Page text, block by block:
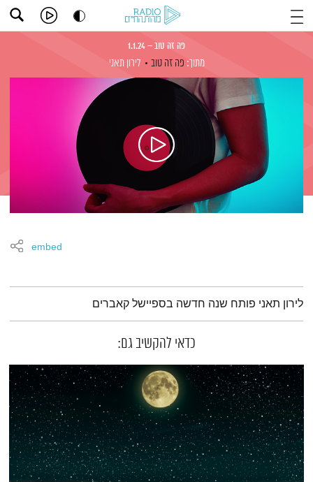
פה זה טוב – 1.1.24
מתוך: פה זה טוב לירון תאני
embed
תמצית הפודקאסט
לירון תאני פותח שנה חדשה בספיישל קאברים
כדאי להקשיב גם: